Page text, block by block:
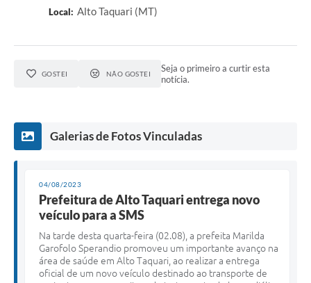
Local: Alto Taquari (MT)
GOSTEI NÃO GOSTEI
Seja o primeiro a curtir esta
notícia.
Galerias de Fotos Vinculadas
04/08/2023
Prefeitura de Alto Taquari entrega novo
veículo para a SMS
Na tarde desta quarta-feira (02.08), a prefeita Marilda
Garofolo Sperandio promoveu um importante avanço na
área de saúde em Alto Taquari, ao realizar a entrega
oficial de um novo veículo destinado ao transporte de